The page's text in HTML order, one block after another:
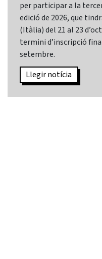
per participar a la
edició de 2026, que
(Itàlia) del 21 al 23
termini d’inscripció
setembre.
Llegir notícia